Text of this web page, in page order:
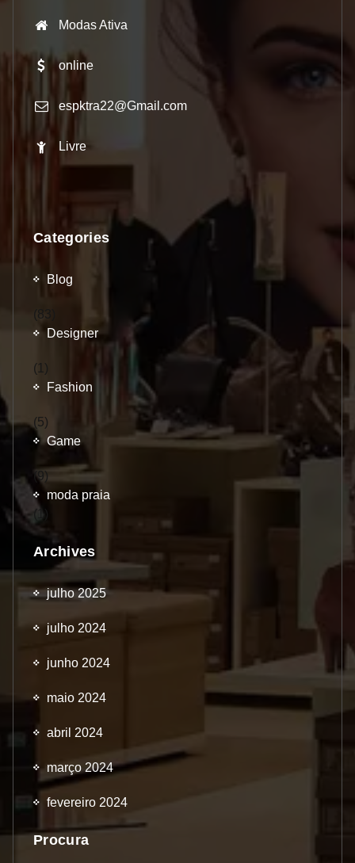
Modas Ativa
online
espktra22@Gmail.com
Livre
Categories
Blog
(83)
Designer
(1)
Fashion
(5)
Game
(9)
moda praia
(1)
Archives
julho 2025
julho 2024
junho 2024
maio 2024
abril 2024
março 2024
fevereiro 2024
Procura